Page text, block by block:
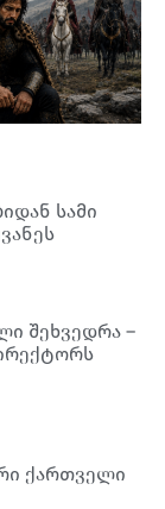
სამი
შეხვედრა –
ქართველი